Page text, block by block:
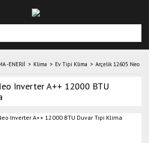
-ENERJİ Klima Ev Tipi Klima Arçelik 12605 Neo
Inverter A++ 12000 BTU